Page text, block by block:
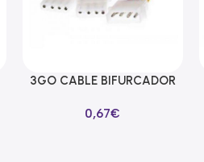
Añadir Al Carrito
3GO CABLE BIFURCADOR
0,67€